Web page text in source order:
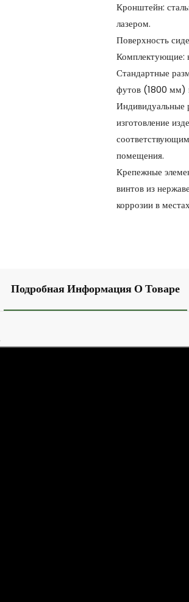
Кронштейн:
лазером.
Поверхность
Комплектующие:
Стандартные
футов (1800
Индивидуальные
изготовление
помещения.
Крепежные
винтов из
коррозии в
Подробная Информация О Товаре